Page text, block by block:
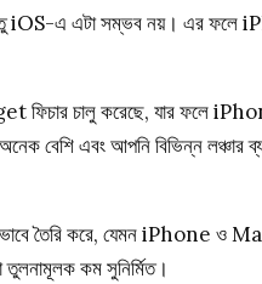
iOS-এ এটা সম্ভব নয়। এর ফলে
চালু করেছে, যার ফলে
বেশি এবং আপনি বিভিন্ন লঞ্চার
তৈরি করে, যেমন iPhone
কম সুনির্মিত।